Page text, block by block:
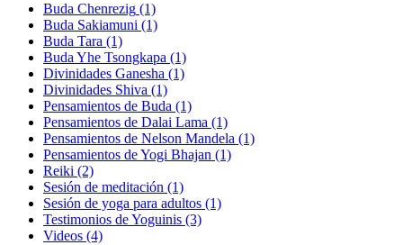
Buda Chenrezig (1)
Buda Sakiamuni (1)
Buda Tara (1)
Buda Yhe Tsongkapa (1)
Divinidades Ganesha (1)
Divinidades Shiva (1)
Pensamientos de Buda (1)
Pensamientos de Dalai Lama (1)
Pensamientos de Nelson Mandela (1)
Pensamientos de Yogi Bhajan (1)
Reiki (2)
Sesión de meditación (1)
Sesión de yoga para adultos (1)
Testimonios de Yoguinis (3)
Videos (4)